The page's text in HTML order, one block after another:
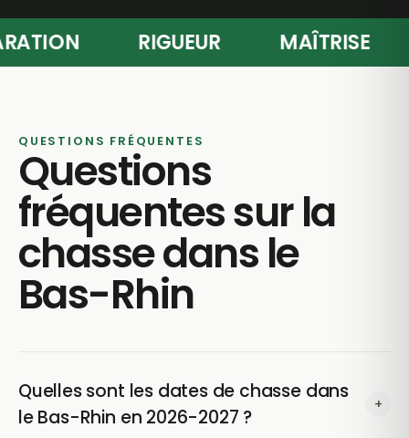
RIGUEUR MAÎTRISE
QUESTIONS FRÉQUENTES
Questions
fréquentes sur la
chasse dans le
Bas-Rhin
Quelles sont les dates de chasse dans
le Bas-Rhin en 2026-2027 ?
+